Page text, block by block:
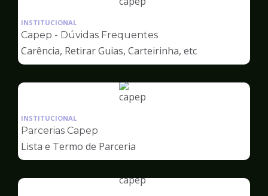
Ilustração
pagina
de
Capep
INSTITUCIONAL
Capep - Dúvidas Frequentes
Carência, Retirar Guias, Carteirinha, etc
Ilustração
Capep
INSTITUCIONAL
Parcerias Capep
Lista e Termo de Parceria
Ilustração